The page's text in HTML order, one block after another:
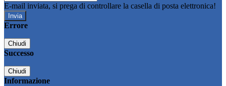
E-mail inviata, si prega di controllare la casella di posta elettronica!
Errore
Chiudi
Successo
Chiudi
Informazione